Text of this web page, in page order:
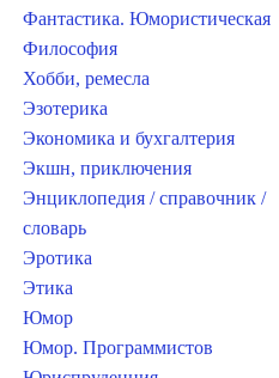
Фантастика. Юмористическая
Философия
Хобби, ремесла
Эзотерика
Экономика и бухгалтерия
Экшн, приключения
Энциклопедия / справочник /
словарь
Эротика
Этика
Юмор
Юмор. Программистов